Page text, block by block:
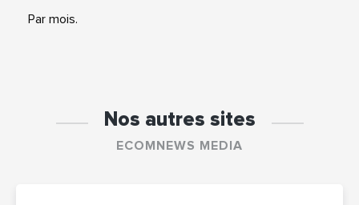
Par mois.
Nos autres sites
ECOMNEWS MEDIA